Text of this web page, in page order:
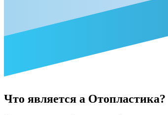
Что является а Отопластика?